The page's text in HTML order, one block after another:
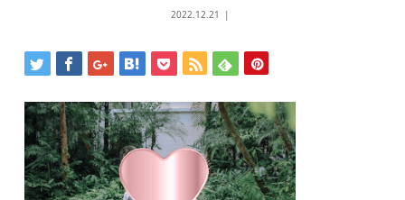
2022.12.21